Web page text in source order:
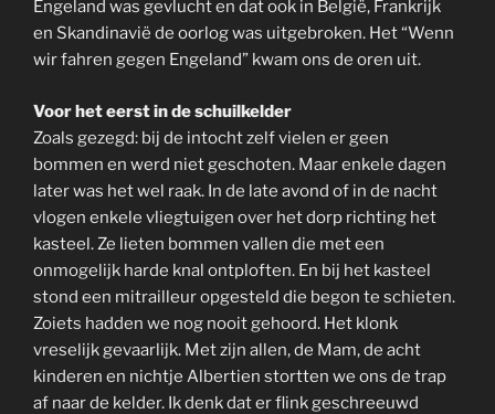
Engeland was gevlucht en dat ook in België, Frankrijk
en Skandinavië de oorlog was uitgebroken. Het “Wenn
wir fahren gegen Engeland” kwam ons de oren uit.
Voor het eerst in de schuilkelder
Zoals gezegd: bij de intocht zelf vielen er geen
bommen en werd niet geschoten. Maar enkele dagen
later was het wel raak. In de late avond of in de nacht
vlogen enkele vliegtuigen over het dorp richting het
kasteel. Ze lieten bommen vallen die met een
onmogelijk harde knal ontploften. En bij het kasteel
stond een mitrailleur opgesteld die begon te schieten.
Zoiets hadden we nog nooit gehoord. Het klonk
vreselijk gevaarlijk. Met zijn allen, de Mam, de acht
kinderen en nichtje Albertien stortten we ons de trap
af naar de kelder. Ik denk dat er flink geschreeuwd